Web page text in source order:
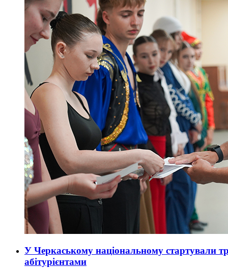
У Черкаському національному стартували
абітурієнтами